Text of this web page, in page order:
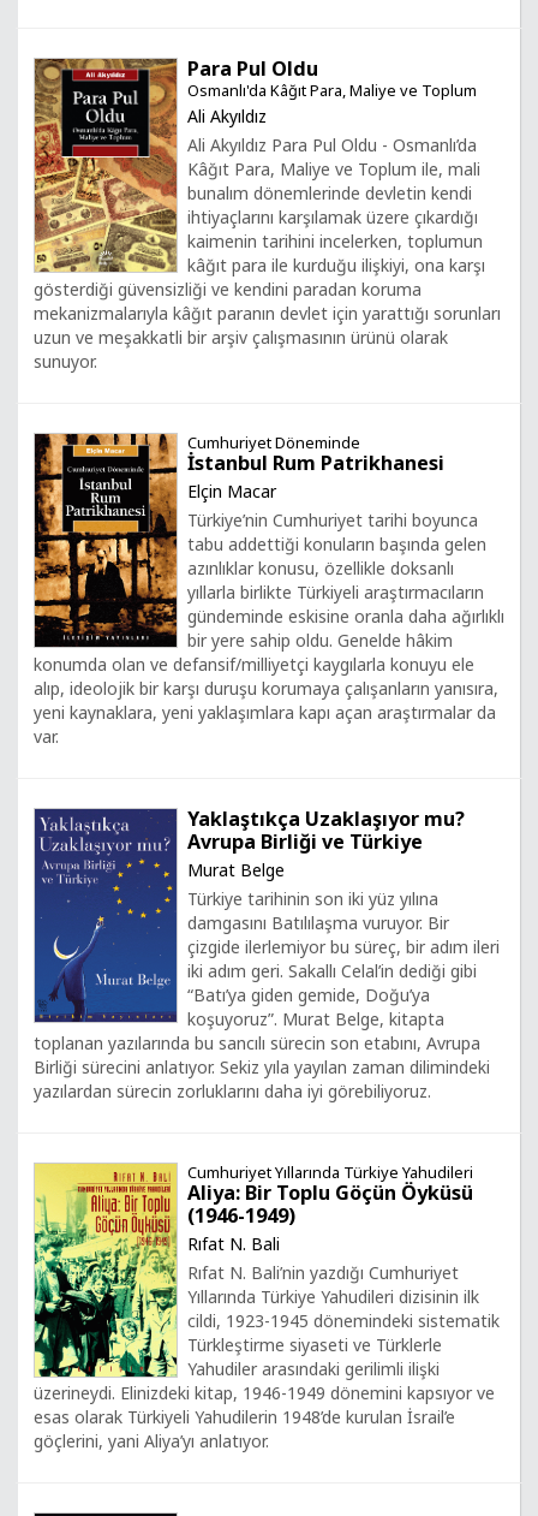
Para Pul Oldu
Osmanlı'da Kâğıt Para, Maliye ve Toplum
Ali Akyıldız
Ali Akyıldız Para Pul Oldu - Osmanlı’da
Kâğıt Para, Maliye ve Toplum ile, mali
bunalım dönemlerinde devletin kendi
ihtiyaçlarını karşılamak üzere çıkardığı
kaimenin tarihini incelerken, toplumun
kâğıt para ile kurduğu ilişkiyi, ona karşı
gösterdiği güvensizliği ve kendini paradan koruma
mekanizmalarıyla kâğıt paranın devlet için yarattığı sorunları
uzun ve meşakkatli bir arşiv çalışmasının ürünü olarak
sunuyor.
Cumhuriyet Döneminde
İstanbul Rum Patrikhanesi
Elçin Macar
Türkiye’nin Cumhuriyet tarihi boyunca
tabu addettiği konuların başında gelen
azınlıklar konusu, özellikle doksanlı
yıllarla birlikte Türkiyeli araştırmacıların
gündeminde eskisine oranla daha ağırlıklı
bir yere sahip oldu. Genelde hâkim
konumda olan ve defansif/milliyetçi kaygılarla konuyu ele
alıp, ideolojik bir karşı duruşu korumaya çalışanların yanısıra,
yeni kaynaklara, yeni yaklaşımlara kapı açan araştırmalar da
var.
Yaklaştıkça Uzaklaşıyor mu?
Avrupa Birliği ve Türkiye
Murat Belge
Türkiye tarihinin son iki yüz yılına
damgasını Batılılaşma vuruyor. Bir
çizgide ilerlemiyor bu süreç, bir adım ileri
iki adım geri. Sakallı Celal’in dediği gibi
“Batı’ya giden gemide, Doğu’ya
koşuyoruz”. Murat Belge, kitapta
toplanan yazılarında bu sancılı sürecin son etabını, Avrupa
Birliği sürecini anlatıyor. Sekiz yıla yayılan zaman dilimindeki
yazılardan sürecin zorluklarını daha iyi görebiliyoruz.
Cumhuriyet Yıllarında Türkiye Yahudileri
Aliya: Bir Toplu Göçün Öyküsü
(1946-1949)
Rıfat N. Bali
Rıfat N. Bali’nin yazdığı Cumhuriyet
Yıllarında Türkiye Yahudileri dizisinin ilk
cildi, 1923-1945 dönemindeki sistematik
Türkleştirme siyaseti ve Türklerle
Yahudiler arasındaki gerilimli ilişki
üzerineydi. Elinizdeki kitap, 1946-1949 dönemini kapsıyor ve
esas olarak Türkiyeli Yahudilerin 1948’de kurulan İsrail’e
göçlerini, yani Aliya’yı anlatıyor.